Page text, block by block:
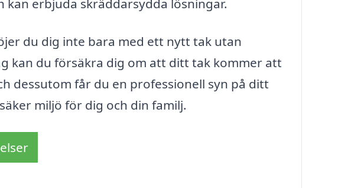
erbjuda skräddarsydda lösningar.
du dig inte bara med ett nytt tak utan
kan du försäkra dig om att ditt tak kommer att
dessutom får du en professionell syn på ditt
miljö för dig och din familj.